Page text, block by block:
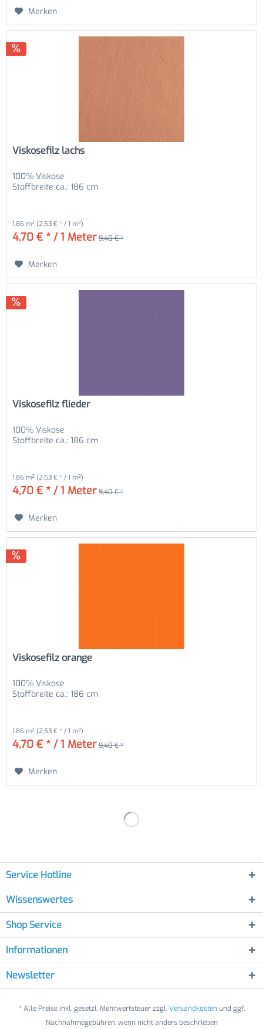
Merken
Viskosefilz lachs
100% Viskose
Stoffbreite ca.: 186 cm
1.86 m² (2,53 € * / 1 m²)
4,70 € * / 1 Meter 9,40 € *
Merken
Viskosefilz flieder
100% Viskose
Stoffbreite ca.: 186 cm
1.86 m² (2,53 € * / 1 m²)
4,70 € * / 1 Meter 9,40 € *
Merken
Viskosefilz orange
100% Viskose
Stoffbreite ca.: 186 cm
1.86 m² (2,53 € * / 1 m²)
4,70 € * / 1 Meter 9,40 € *
Merken
Service Hotline
Wissenswertes
Shop Service
Informationen
Newsletter
* Alle Preise inkl. gesetzl. Mehrwertsteuer zzgl.Versandkostenund ggf.
Nachnahmegebühren, wenn nicht anders beschrieben